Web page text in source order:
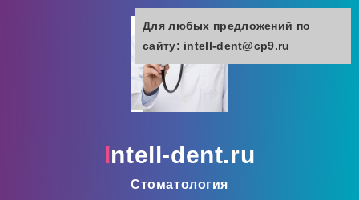
intell-dent.ru
Стоматология
Для любых предложений по
сайту: intell-dent@cp9.ru